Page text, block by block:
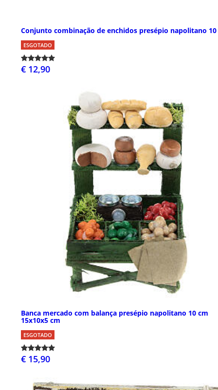
Conjunto combinação de enchidos presépio napolitano
ESGOTADO
€ 12,90
Banca mercado com balança presépio napolitano 10 cm
15x10x5 cm
ESGOTADO
€ 15,90